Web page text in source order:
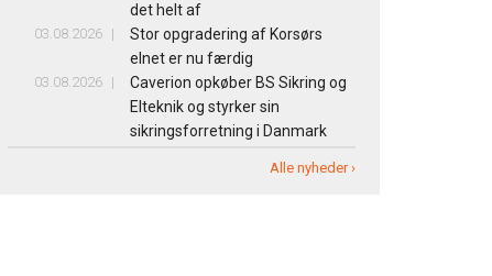
det helt af
03.08.2026
Stor opgradering af Korsørs
elnet er nu færdig
03.08.2026
Caverion opkøber BS Sikring og
Elteknik og styrker sin
sikringsforretning i Danmark
Alle nyheder ›